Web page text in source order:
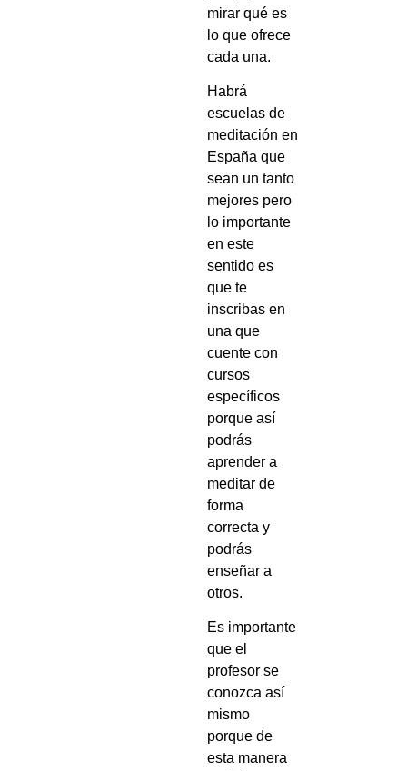
mirar qué es
lo que ofrece
cada una.
Habrá
escuelas de
meditación en
España que
sean un tanto
mejores pero
lo importante
en este
sentido es
que te
inscribas en
una que
cuente con
cursos
específicos
porque así
podrás
aprender a
meditar de
forma
correcta y
podrás
enseñar a
otros.
Es importante
que el
profesor se
conozca así
mismo
porque de
esta manera